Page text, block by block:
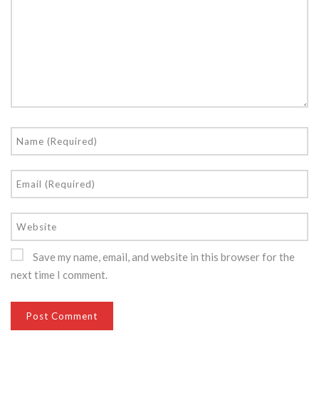
Save my name, email, and website in this browser for the
next time I comment.